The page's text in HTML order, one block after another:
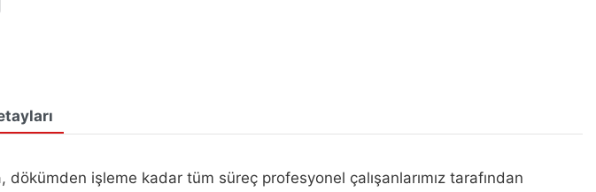
işleme kadar tüm süreç profesyonel çalışanlarımız tarafından